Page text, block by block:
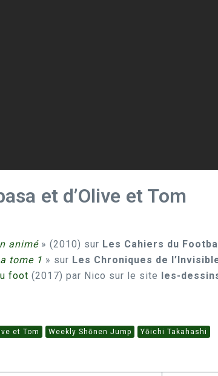
et d’Olive et Tom
animé» (2010) sur Les Cahiers du
tome 1 » sur Les Chroniques de
foot (2017) par Nico sur le site les-
et Tom Weekly Shōnen Jump Yōichi Takahashi